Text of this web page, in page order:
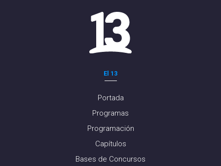
El 13
Portada
Programas
Programación
Capítulos
Bases de Concursos